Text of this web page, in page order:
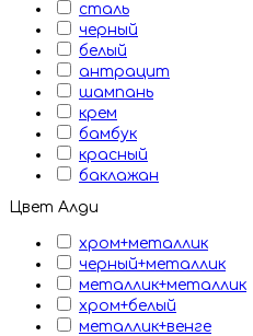
сталь
черный
белый
антрацит
шампань
крем
бамбук
красный
баклажан
Цвет Алди
хром+металлик
черный+металлик
металлик+металлик
хром+белый
металлик+венге